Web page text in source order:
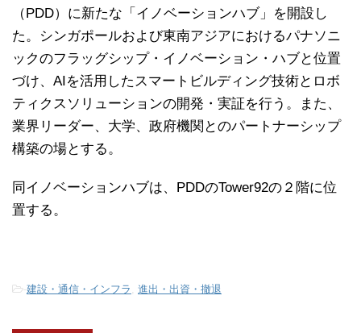
（PDD）に新たな「イノベーションハブ」を開設し
た。シンガポールおよび東南アジアにおけるパナソニ
ックのフラッグシップ・イノベーション・ハブと位置
づけ、AIを活用したスマートビルディング技術とロボ
ティクスソリューションの開発・実証を行う。また、
業界リーダー、大学、政府機関とのパートナーシップ
構築の場とする。
同イノベーションハブは、PDDのTower92の２階に位
置する。
-建設・通信・インフラ 進出・出資・撤退